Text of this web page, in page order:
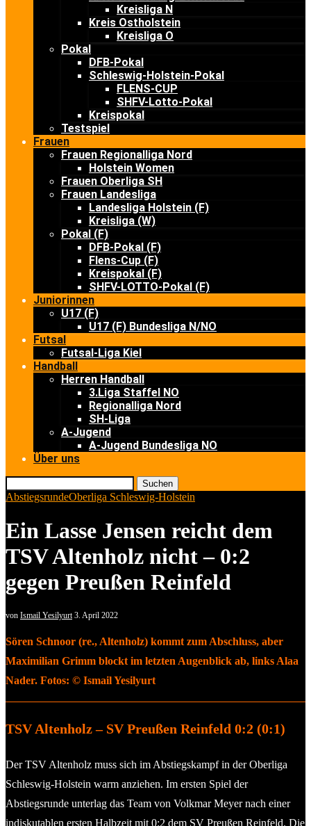
Kreisliga N
Kreis Ostholstein
Kreisliga O
Pokal
DFB-Pokal
Schleswig-Holstein-Pokal
FLENS-CUP
SHFV-Lotto-Pokal
Kreispokal
Testspiel
Frauen
Frauen Regionalliga Nord
Holstein Women
Frauen Oberliga SH
Frauen Landesliga
Landesliga Holstein (F)
Kreisliga (W)
Pokal (F)
DFB-Pokal (F)
Flens-Cup (F)
Kreispokal (F)
SHFV-LOTTO-Pokal (F)
Juniorinnen
U17 (F)
U17 (F) Bundesliga N/NO
Futsal
Futsal-Liga Kiel
Handball
Herren Handball
3.Liga Staffel NO
Regionalliga Nord
SH-Liga
A-Jugend
A-Jugend Bundesliga NO
Über uns
Suchen
AbstiegsrundeOberliga Schleswig-Holstein
Ein Lasse Jensen reicht dem
TSV Altenholz nicht – 0:2
gegen Preußen Reinfeld
von Ismail Yesilyurt 3. April 2022
Sören Schnoor (re., Altenholz) kommt zum Abschluss, aber
Maximilian Grimm blockt im letzten Augenblick ab, links Alaa
Nader. Fotos: © Ismail Yesilyurt
TSV Altenholz – SV Preußen Reinfeld 0:2 (0:1)
Der TSV Altenholz muss sich im Abstiegskampf in der Oberliga
Schleswig-Holstein warm anziehen. Im ersten Spiel der
Abstiegsrunde unterlag das Team von Volkmar Meyer nach einer
indiskutablen ersten Halbzeit mit 0:2 dem SV Preußen Reinfeld. Die